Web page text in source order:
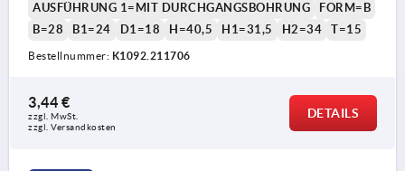
AUSFÜHRUNG 1=MIT DURCHGANGSBOHRUNG
FORM=B
B=28
B1=24 D1=18 H=40,5 H1=31,5 H2=34 T=15
Bestellnummer: K1092.211706
3,44 €
zzgl. MwSt.
zzgl. Versandkosten
DETAILS